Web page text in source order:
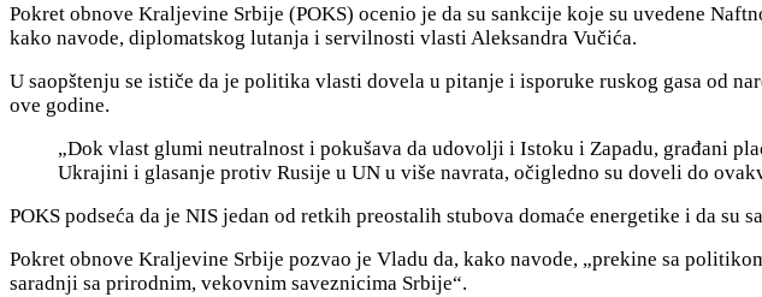
Pokret obnove Kraljevine Srbije (POKS) ocenio je da su sankcije koje su uvedene
kako navode, diplomatskog lutanja i servilnosti vlasti Aleksandra Vučića.
U saopštenju se ističe da je politika vlasti dovela u pitanje i isporuke ruskog gasa od
ove godine.
„Dok vlast glumi neutralnost i pokušava da udovolji i Istoku i Zapadu, građani
Ukrajini i glasanje protiv Rusije u UN u više navrata, očigledno su doveli do
POKS podseća da je NIS jedan od retkih preostalih stubova domaće energetike i da
Pokret obnove Kraljevine Srbije pozvao je Vladu da, kako navode, „prekine sa
saradnji sa prirodnim, vekovnim saveznicima Srbije“.